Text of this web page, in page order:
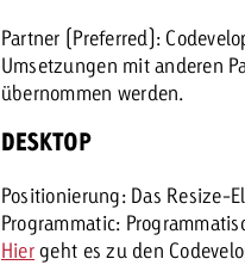
Partner (Preferred):
Umsetzungen mit anderen
übernommen werden.
DESKTOP
Positionierung: Das Resize-
Programmatic:
Hiergeht es zu den